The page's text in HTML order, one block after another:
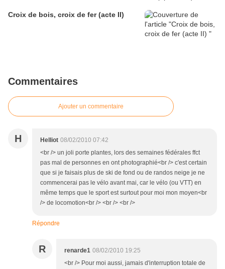
Croix de bois, croix de fer (acte II)
Commentaires
Ajouter un commentaire
H Helliot 08/02/2010 07:42
<br /> un joli porte plantes, lors des semaines fédérales ffct
pas mal de personnes en ont photographié<br /> c'est certain
que si je faisais plus de ski de fond ou de randos neige je ne
commencerai pas le vélo avant mai, car le vélo (ou VTT) en
même temps que le sport est surtout pour moi mon moyen<br
/> de locomotion<br /> <br /> <br />
Répondre
R renarde1 08/02/2010 19:25
<br /> Pour moi aussi, jamais d'interruption totale de